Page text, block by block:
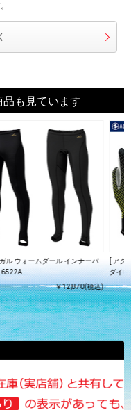
も見ています
ガル ウォームダール インナーパ
6522A
￥12,870(税込)
[ ア
ダイ